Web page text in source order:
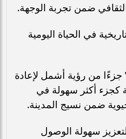
ضمن تجربة الوجهة.
في الحياة اليومية
جزءًا من رؤية أشمل لإعادة
كجزء أكثر سهولة في
ضمن نسيج المدينة.
سهولة الوصول